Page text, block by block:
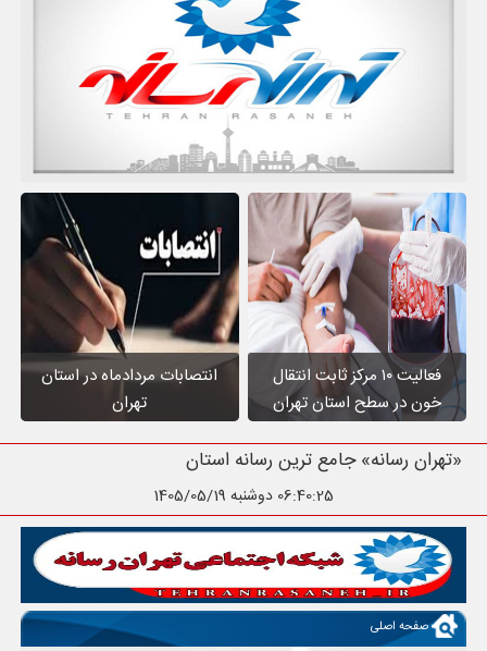
فعالیت ۱۰ مرکز ثابت انتقال
خون در سطح استان تهران
انتصابات مردادماه در استان
تهران
«تهران رسانه» جامع ترین رسانه استان تهران
06:40:26 دوشنبه 1405/05/19
صفحه اصلی